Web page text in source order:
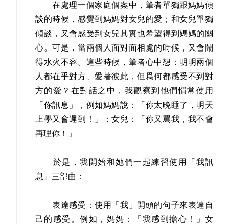
在處理一個家庭個案中，筆者單獨跟媽媽傾
談的時候，感覺到媽媽對女兒的愛；和女兒單獨
傾談，又會感受到女兒其實也希望得到媽媽的關
心。可是，當兩個人面對面相處的時候，又會鬧
得水火不容。這些時候，筆者心中想：明明兩個
人都在乎對方、愛著彼此，但爲何都感受不到對
方的愛？在對話之中，我觀察到他們慣常使用
「你訊息」，例如媽媽說：「你太晚睡了，明天
上學又會遲到！」；女兒：「你又罵我，我不會
再理你！」
於是，我開始和她們一起練習使用「我訊
息」三部曲：
表達感受：使用「我」開頭的句子來表達自
己的感受。例如，媽媽：「我感到擔心！」女